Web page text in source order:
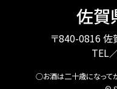
佐賀
〒840-0816
TEL
○お酒は二十歳になってか